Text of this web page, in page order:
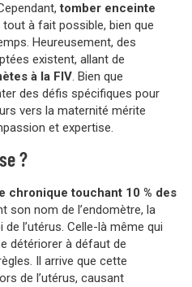
tomber enceinte
à fait possible, bien que
​​Heureusement, des
existent, allant de
à la FIV. Bien que
des défis spécifiques pour
vers la maternité mérite
et expertise.
?
chronique touchant 10 % des
son nom de l’endomètre, la
l’utérus. Celle-là même qui
détériorer à défaut de
Il arrive que cette
de l’utérus, causant